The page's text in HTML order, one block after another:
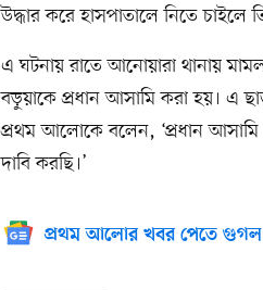
উদ্ধার করে হাসপাতালে নিতে
এ ঘটনায় রাতে আনোয়ারা থানায়
বড়ুয়াকে প্রধান আসামি করা হয়। এ
প্রথম আলোকে বলেন, ‘প্রধান আসামি
দাবি করছি।’
প্রথম আলোর খবর পেতে